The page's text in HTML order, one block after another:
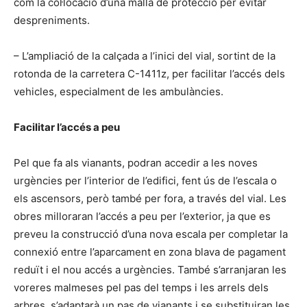
com la col·locació d’una malla de protecció per evitar
despreniments.
– L’ampliació de la calçada a l’inici del vial, sortint de la
rotonda de la carretera C-1411z, per facilitar l’accés dels
vehicles, especialment de les ambulàncies.
Facilitar l’accés a peu
Pel que fa als vianants, podran accedir a les noves
urgències per l’interior de l’edifici, fent ús de l’escala o
els ascensors, però també per fora, a través del vial. Les
obres milloraran l’accés a peu per l’exterior, ja que es
preveu la construcció d’una nova escala per completar la
connexió entre l’aparcament en zona blava de pagament
reduït i el nou accés a urgències. També s’arranjaran les
voreres malmeses pel pas del temps i les arrels dels